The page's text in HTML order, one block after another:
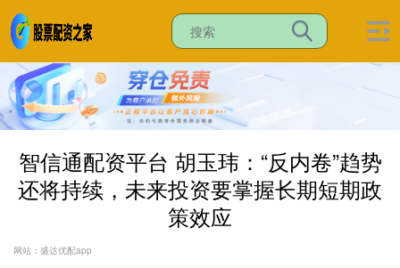
智信通配资平台 胡玉玮：“反内卷”趋势
还将持续，未来投资要掌握长期短期政
策效应
网站：盛达优配app